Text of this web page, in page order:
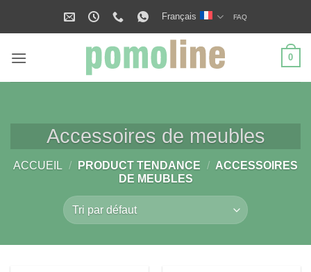
Français FAQ
0
Accessoires de meubles
ACCUEIL / PRODUCT TENDANCE / ACCESSOIRES
DE MEUBLES